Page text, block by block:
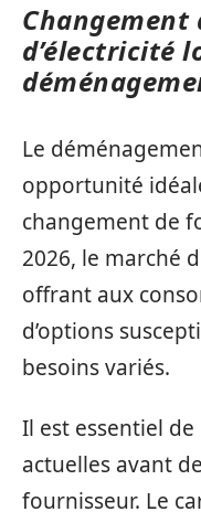
Changement
d’électricité
Le
opportunité
changement de
2026, le marché
offrant aux
d’options
besoins variés.
Il est essentiel
actuelles avant
fournisseur. Le